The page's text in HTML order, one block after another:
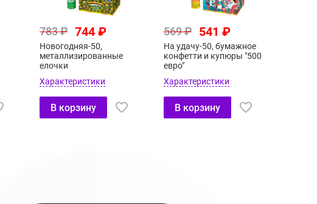
783 ₽ 744 ₽
Новогодняя-50,
металлизированные
елочки
Характеристики
В корзину
569 ₽ 541 ₽
На удачу-50, бумажное
конфетти и купюры "500
евро"
Характеристики
В корзину